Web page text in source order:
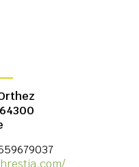
64300